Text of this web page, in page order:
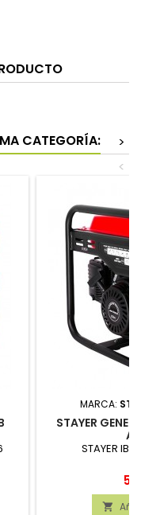
CATEGORÍA:
>
<
MARCA:
STAYER
STAYER
